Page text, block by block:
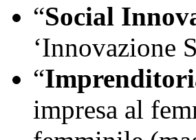
“Social
‘Innovazione
“
impresa al